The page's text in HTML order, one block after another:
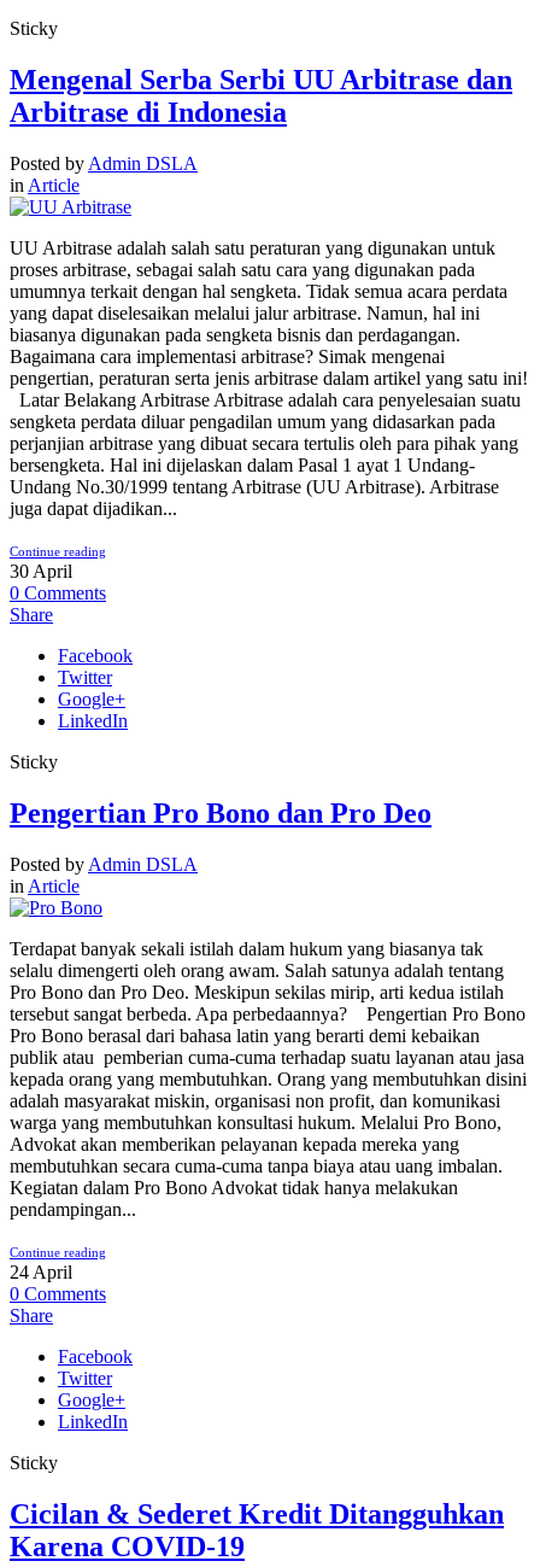
Sticky
Mengenal Serba Serbi UU Arbitrase dan
Arbitrase di Indonesia
Posted by Admin DSLA
in Article
UU Arbitrase adalah salah satu peraturan yang digunakan untuk
proses arbitrase, sebagai salah satu cara yang digunakan pada
umumnya terkait dengan hal sengketa. Tidak semua acara perdata
yang dapat diselesaikan melalui jalur arbitrase. Namun, hal ini
biasanya digunakan pada sengketa bisnis dan perdagangan.
Bagaimana cara implementasi arbitrase? Simak mengenai
pengertian, peraturan serta jenis arbitrase dalam artikel yang satu ini!
Latar Belakang Arbitrase Arbitrase adalah cara penyelesaian suatu
sengketa perdata diluar pengadilan umum yang didasarkan pada
perjanjian arbitrase yang dibuat secara tertulis oleh para pihak yang
bersengketa. Hal ini dijelaskan dalam Pasal 1 ayat 1 Undang-
Undang No.30/1999 tentang Arbitrase (UU Arbitrase). Arbitrase
juga dapat dijadikan...
Continue reading
30 April
0 Comments
Share
Facebook
Twitter
Google+
LinkedIn
Sticky
Pengertian Pro Bono dan Pro Deo
Posted by Admin DSLA
in Article
Terdapat banyak sekali istilah dalam hukum yang biasanya tak
selalu dimengerti oleh orang awam. Salah satunya adalah tentang
Pro Bono dan Pro Deo. Meskipun sekilas mirip, arti kedua istilah
tersebut sangat berbeda. Apa perbedaannya? Pengertian Pro Bono
Pro Bono berasal dari bahasa latin yang berarti demi kebaikan
publik atau pemberian cuma-cuma terhadap suatu layanan atau jasa
kepada orang yang membutuhkan. Orang yang membutuhkan disini
adalah masyarakat miskin, organisasi non profit, dan komunikasi
warga yang membutuhkan konsultasi hukum. Melalui Pro Bono,
Advokat akan memberikan pelayanan kepada mereka yang
membutuhkan secara cuma-cuma tanpa biaya atau uang imbalan.
Kegiatan dalam Pro Bono Advokat tidak hanya melakukan
pendampingan...
Continue reading
24 April
0 Comments
Share
Facebook
Twitter
Google+
LinkedIn
Sticky
Cicilan & Sederet Kredit Ditangguhkan
Karena COVID-19